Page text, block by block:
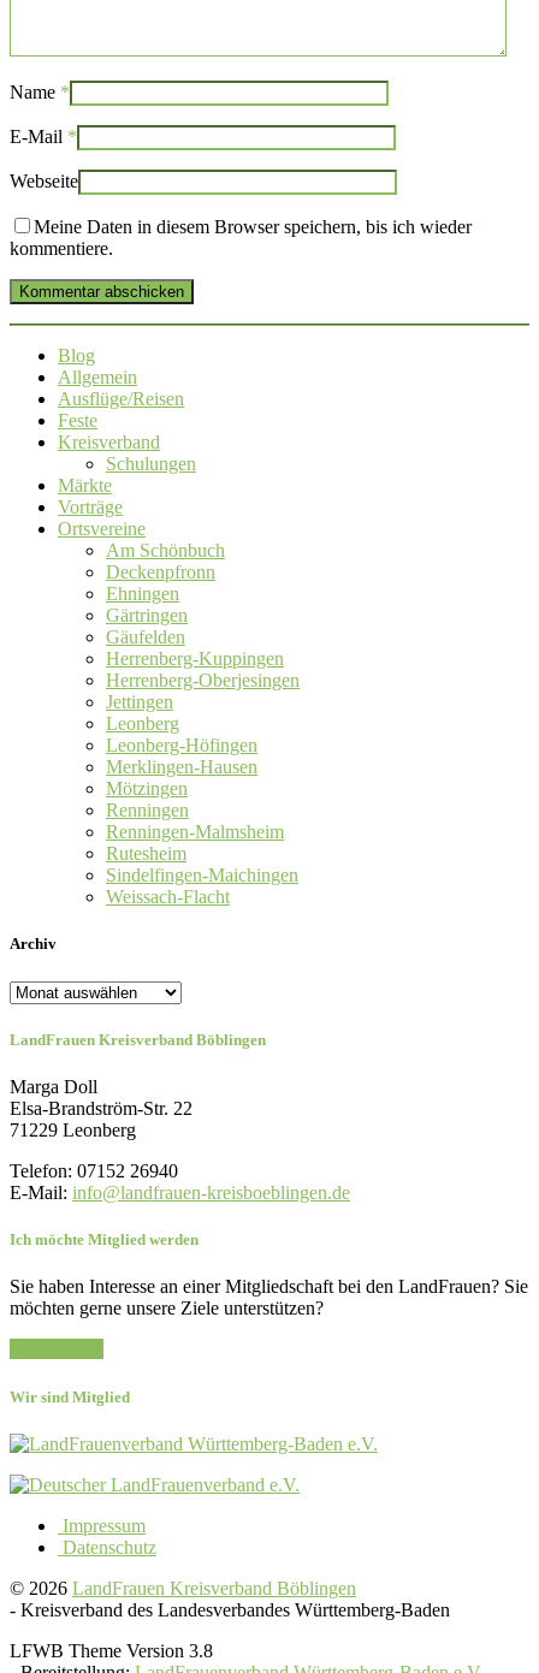
Name *
E-Mail *
Webseite
Meine Daten in diesem Browser speichern, bis ich wieder
kommentiere.
Kommentar abschicken
Blog
Allgemein
Ausflüge/Reisen
Feste
Kreisverband
Schulungen
Märkte
Vorträge
Ortsvereine
Am Schönbuch
Deckenpfronn
Ehningen
Gärtringen
Gäufelden
Herrenberg-Kuppingen
Herrenberg-Oberjesingen
Jettingen
Leonberg
Leonberg-Höfingen
Merklingen-Hausen
Mötzingen
Renningen
Renningen-Malmsheim
Rutesheim
Sindelfingen-Maichingen
Weissach-Flacht
Archiv
Archiv
LandFrauen Kreisverband Böblingen
Marga Doll
Elsa-Brandström-Str. 22
71229 Leonberg
Telefon: 07152 26940
E-Mail: info@landfrauen-kreisboeblingen.de
Ich möchte Mitglied werden
Sie haben Interesse an einer Mitgliedschaft bei den LandFrauen? Sie
möchten gerne unsere Ziele unterstützen?
Wir sind Mitglied
Impressum
Datenschutz
© 2026 LandFrauen Kreisverband Böblingen
- Kreisverband des Landesverbandes Württemberg-Baden
LFWB Theme Version 3.8